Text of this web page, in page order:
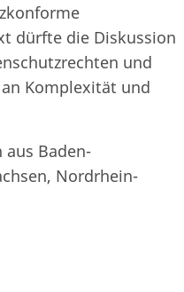
dürfte die Diskussion
und
Komplexität und
Baden-
Nordrhein-